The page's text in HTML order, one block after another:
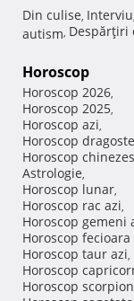
Din culise, Interviu,
autism, Despărţiri
Horoscop
Horoscop 2026,
Horoscop 2025,
Horoscop azi,
Horoscop dragoste
Horoscop
Astrologie,
Horoscop lunar,
Horoscop rac azi,
Horoscop gemeni
Horoscop fecioara
Horoscop taur azi,
Horoscop
Horoscop